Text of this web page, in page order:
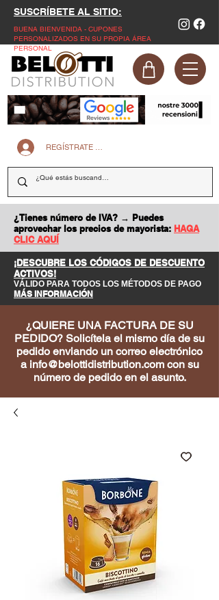
SUSCRÍBETE AL SITIO:
BUENA BIENVENIDA - CUPONES
PERSONALIZADOS EN SU PROPIA ÁREA
PERSONAL
REGÍSTRATE EN LA PÁGINA WEB
¿Tienes número de IVA? → Puedes
aprovechar los precios de mayorista: HAGA
CLIC AQUÍ
¡DESCUBRE LOS CÓDIGOS DE DESCUENTO
ACTIVOS!
VÁLIDO PARA TODOS LOS MÉTODOS DE PAGO
MÁS INFORMACIÓN
¿QUIERE UNA FACTURA DE SU
PEDIDO? Solicítela el mismo día de su
pedido enviando un correo electrónico
a info@belottidistribution.comcon su
número de pedido en el asunto.